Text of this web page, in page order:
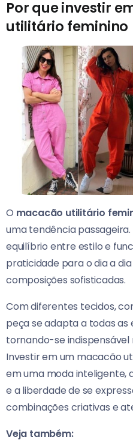
Por que investir
utilitário feminino
O macacão utilitário
uma tendência
equilíbrio entre estilo e
praticidade para o dia a
composições sofisticadas.
Com diferentes tecidos,
peça se adapta a todas as
tornando-se
Investir em um macacão
em uma moda inteligente,
e a liberdade de se
combinações criativas e
Veja também: